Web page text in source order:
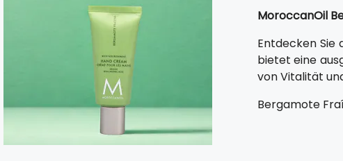
MoroccanOil
Entdecken Sie
bietet eine
von Vitalität
Bergamote